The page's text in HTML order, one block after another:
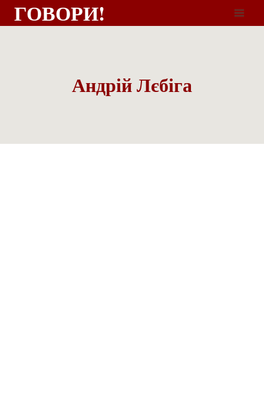
ГОВОРИ!
Андрій Лєбіга